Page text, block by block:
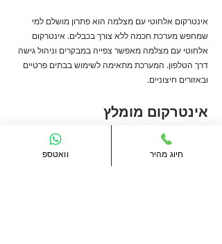
אינטרקום אלחוטי עם מצלמה הוא פתרון מושלם למי
שמחפש מערכת חכמה ללא צורך בכבלים. אינטרקום
אלחוטי עם מצלמה מאפשר צפייה במבקרים וניהול גישה
דרך הטלפון. המערכת מתאימה לשימוש בבתים פרטיים
ובאזורים חיצוניים.
אינטרקום מומלץ
אינטרקום מומלץ הוא כזה שמשלב טכנולוגיה מתקדמת,
נוחות שימוש ועיצוב איכותי. אינטרקום מומלץ כולל
וואטספ חיוג מהיר